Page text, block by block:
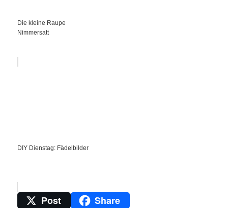
Die kleine Raupe
Nimmersatt
DIY Dienstag: Fädelbilder
Post Share